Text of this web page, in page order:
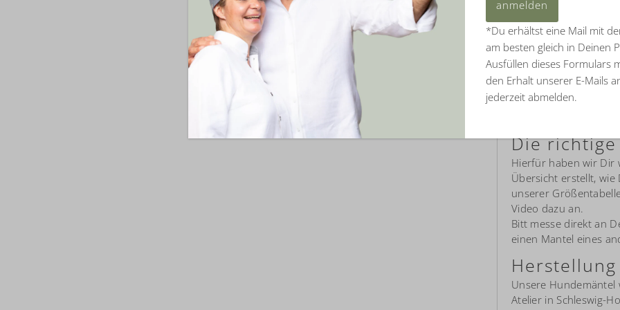
Wintertage
Plastikfrei
Schnell
Keine statische
Langlebig &
Die
Hierfür haben wir Dir
Übersicht erstellt,
unserer
Video dazu an.
Bitt messe direkt an
einen Mantel eines
Unsere Hundemäntel
Atelier in Schleswig-
eingeben
*Du erhältst eine Mail mit
am besten gleich in Deinen
Ausfüllen dieses Formulars
den Erhalt unserer E-Mails
jederzeit abmelden.